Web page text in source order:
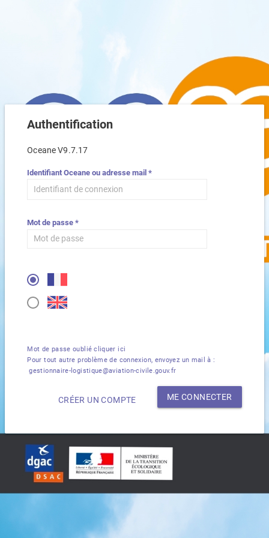
Authentification
Oceane V9.7.17
Identifiant Oceane ou adresse mail *
Mot de passe *
Mot de passe oublié cliquer ici
Pour tout autre problème de connexion, envoyez un mail à :
gestionnaire-logistique@aviation-civile.gouv.fr
CRÉER UN COMPTE ME CONNECTER